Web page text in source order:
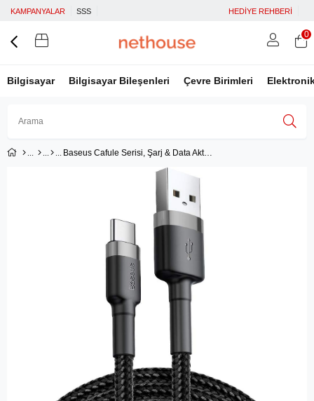
KAMPANYALAR SSS HEDİYE REHBERİ
Bilgisayar Bilgisayar Bileşenleri Çevre Birimleri
Google İle Bağlan
0
Baseus Cafule Serisi, Şarj & Data Aktarım Kablosu, Gri - Siyah, 2 m, 2 A, USB Type-A & USB Type-C